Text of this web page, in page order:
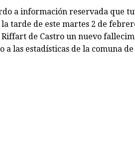
a información reservada que
tarde de este martes 2 de
Riffart de Castro un nuevo
a las estadísticas de la comuna